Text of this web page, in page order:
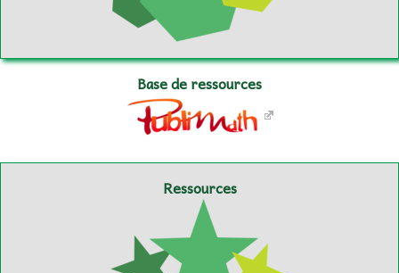
Base de ressources
Ressources